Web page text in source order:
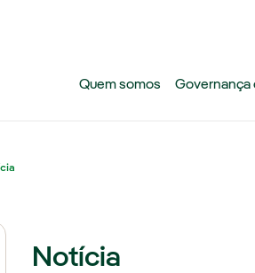
Quem somos Governança
Notícia